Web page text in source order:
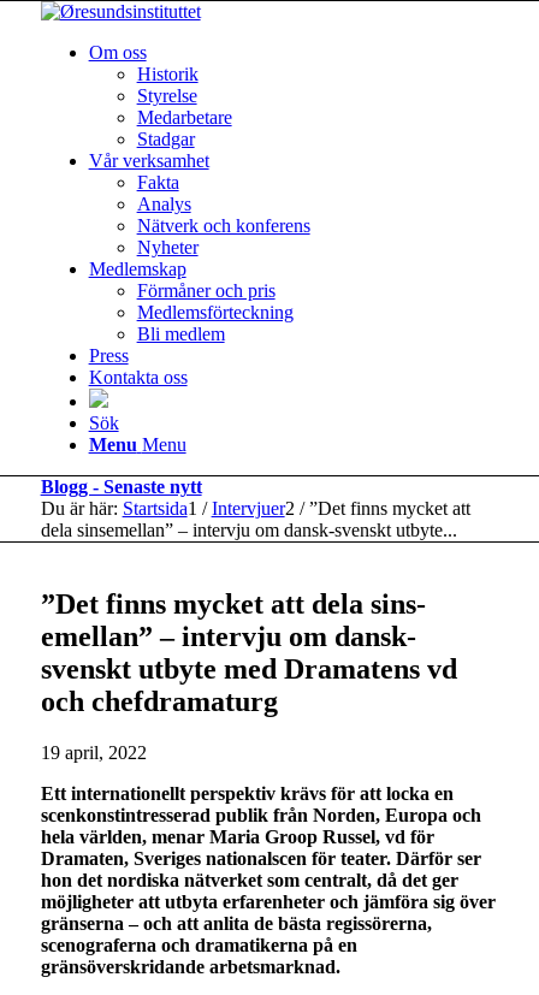
Om oss
Historik
Styrelse
Medarbetare
Stadgar
Vår verksamhet
Fakta
Analys
Nätverk och konferens
Nyheter
Medlemskap
Förmåner och pris
Medlemsförteckning
Bli medlem
Press
Kontakta oss
Sök
Menu Menu
Blogg - Senaste nytt
Du är här: Startsida1 / Intervjuer2 / ”Det finns mycket att
dela sins­emellan” – intervju om dansk-svenskt utbyte...
”Det finns mycket att dela sins­
emellan” – intervju om dansk-
svenskt utbyte med Dramatens vd
och chefdramaturg
19 april, 2022
Ett internationellt perspektiv krävs för att locka en
scenkonstintresserad publik från Norden, Europa och
hela världen, menar Maria Groop Russel, vd för
Dramaten, Sveriges nationalscen för teater. Därför ser
hon det nordiska nätverket som centralt, då det ger
möjligheter att utbyta erfarenheter och jämföra sig över
gränserna – och att anlita de bästa regissörerna,
scenograferna och dramatikerna på en
gränsöverskridande arbetsmarknad.